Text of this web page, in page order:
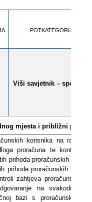
POTKATEGORIJA
Viši savjetnik –
mjesta ipribližni
korisnika na razini
proračuna te kontrola
prihoda proračunskih
prihoda proračunskih
zahtjeva proračunskih
na svakodnevne
bazi s proračunskim